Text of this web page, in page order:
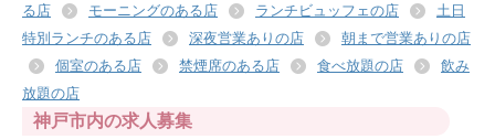
る店
モーニングのある店 ランチビュッフェの店
土日
特別ランチのある店
深夜営業ありの店
朝まで営業ありの店
個室のある店
禁煙席のある店 食べ放題の店
飲み
放題の店
神戸市内の求人募集